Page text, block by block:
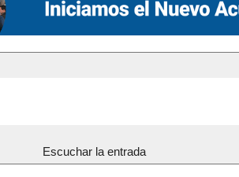
Escuchar la entrada